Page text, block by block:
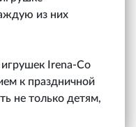
из них
Irena-Co
к праздничной
не только детям,